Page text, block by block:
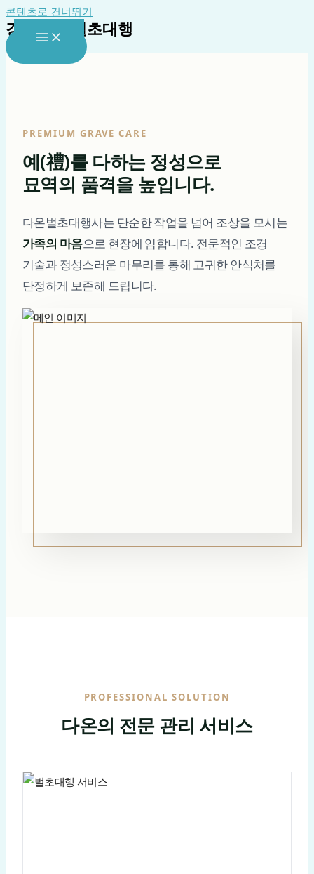
콘텐츠로 건너뛰기
강진 산소벌초대행
PREMIUM GRAVE CARE
예(禮)를 다하는 정성으로
묘역의 품격을 높입니다.
다온벌초대행사는 단순한 작업을 넘어 조상을 모시는
가족의 마음으로 현장에 임합니다. 전문적인 조경
기술과 정성스러운 마무리를 통해 고귀한 안식처를
단정하게 보존해 드립니다.
PROFESSIONAL SOLUTION
다온의 전문 관리 서비스